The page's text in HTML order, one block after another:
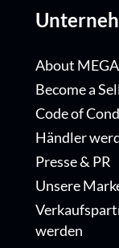
About
Become a
Code of
Händler
Presse & PR
Unsere
werden